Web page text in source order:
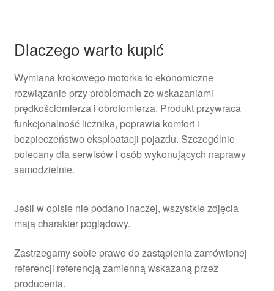
Dlaczego warto kupić
Wymiana krokowego motorka to ekonomiczne
rozwiązanie przy problemach ze wskazaniami
prędkościomierza i obrotomierza. Produkt przywraca
funkcjonalność licznika, poprawia komfort i
bezpieczeństwo eksploatacji pojazdu. Szczególnie
polecany dla serwisów i osób wykonujących naprawy
samodzielnie.
Jeśli w opisie nie podano inaczej, wszystkie zdjęcia
mają charakter poglądowy.
Zastrzegamy sobie prawo do zastąpienia zamówionej
referencji referencją zamienną wskazaną przez
producenta.